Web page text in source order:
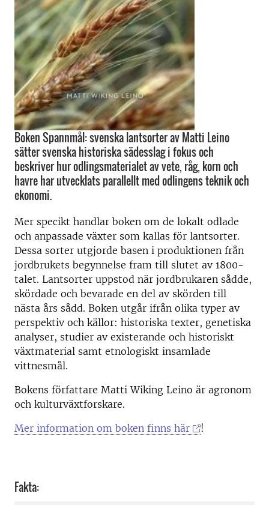
Boken Spannmål: svenska lantsorter av Matti Leino
sätter svenska historiska sädesslag i fokus och
beskriver hur odlingsmaterialet av vete, råg, korn och
havre har utvecklats parallellt med odlingens teknik och
ekonomi.
Mer specikt handlar boken om de lokalt odlade
och anpassade växter som kallas för lantsorter.
Dessa sorter utgjorde basen i produktionen från
jordbrukets begynnelse fram till slutet av 1800-
talet. Lantsorter uppstod när jordbrukaren sådde,
skördade och bevarade en del av skörden till
nästa års sådd. Boken utgår ifrån olika typer av
perspektiv och källor: historiska texter, genetiska
analyser, studier av existerande och historiskt
växtmaterial samt etnologiskt insamlade
vittnesmål.
Bokens författare Matti Wiking Leino är agronom
och kulturväxtforskare.
Mer information om boken finns här
!
Fakta: